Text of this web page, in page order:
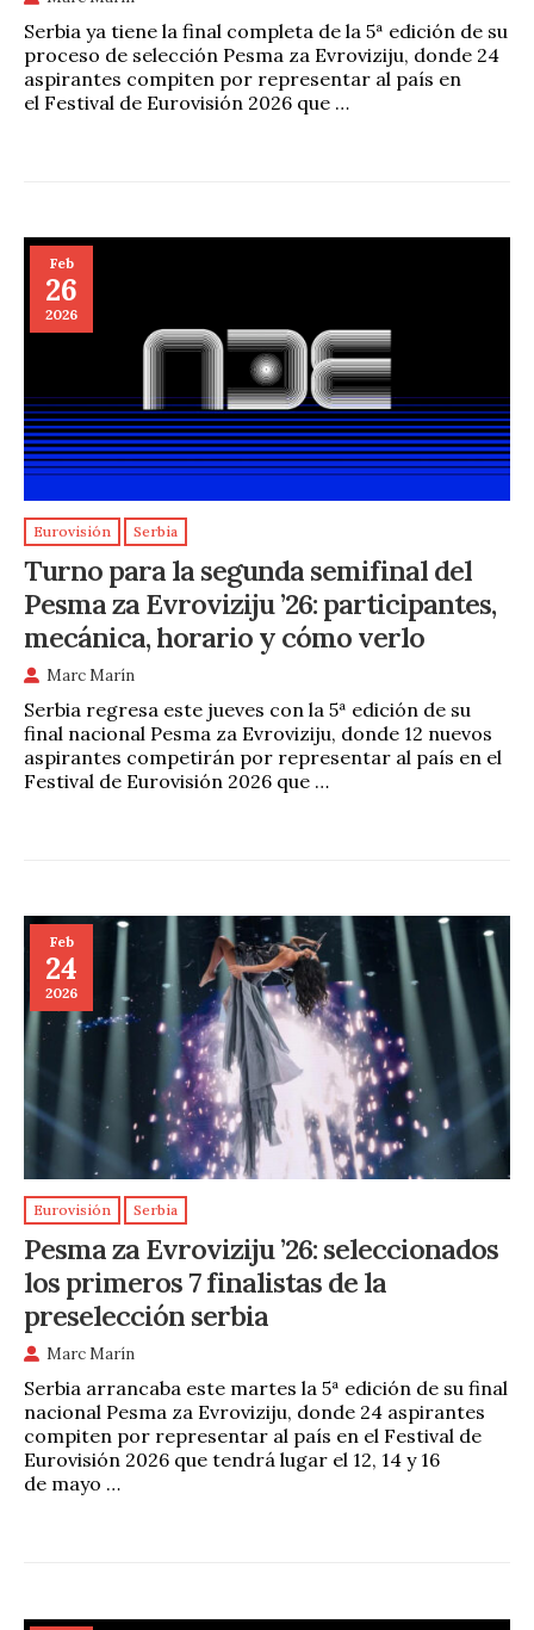
Serbia ya tiene la final completa de la 5ª edición de su
proceso de selección Pesma za Evroviziju, donde 24
aspirantes compiten por representar al país en
el Festival de Eurovisión 2026 que …
Feb
26
2026
Eurovisión Serbia
Turno para la segunda semifinal del
Pesma za Evroviziju ’26: participantes,
mecánica, horario y cómo verlo
Marc Marín
Serbia regresa este jueves con la 5ª edición de su
final nacional Pesma za Evroviziju, donde 12 nuevos
aspirantes competirán por representar al país en el
Festival de Eurovisión 2026 que …
Feb
24
2026
Eurovisión Serbia
Pesma za Evroviziju ’26: seleccionados
los primeros 7 finalistas de la
preselección serbia
Marc Marín
Serbia arrancaba este martes la 5ª edición de su final
nacional Pesma za Evroviziju, donde 24 aspirantes
compiten por representar al país en el Festival de
Eurovisión 2026 que tendrá lugar el 12, 14 y 16
de mayo …